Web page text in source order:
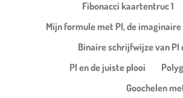
Fibonacci kaartentruc 1
Mijn formule met PI, de
Binaire schrijfwijze van PI
PI en de juiste plooi
Goochelen